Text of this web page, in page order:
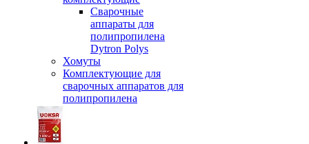
Сварочные
аппараты для
полипропилена
Dytron Polys
Хомуты
Комплектующие для
сварочных аппаратов для
полипропилена